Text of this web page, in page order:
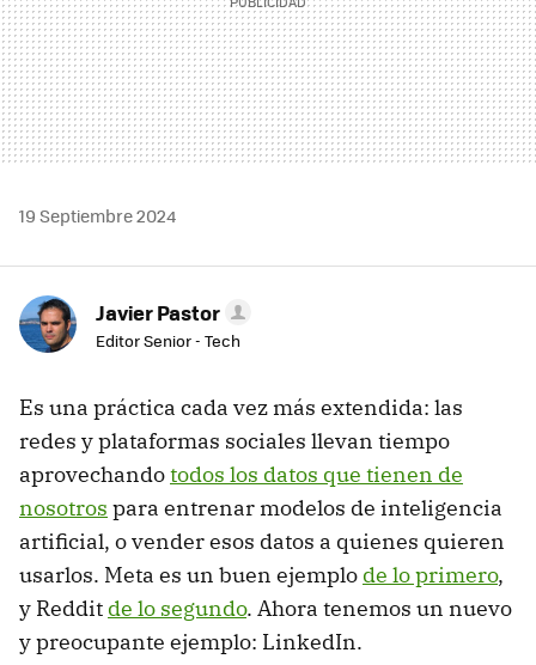
19 Septiembre 2024
Javier Pastor
Editor Senior - Tech
Es una práctica cada vez más extendida: las
redes y plataformas sociales llevan tiempo
aprovechandotodos los datos que tienen de
nosotros para entrenar modelos de inteligencia
artificial, o vender esos datos a quienes quieren
usarlos. Meta es un buen ejemplo de lo primero,
y Reddit de lo segundo. Ahora tenemos un nuevo
y preocupante ejemplo: LinkedIn.